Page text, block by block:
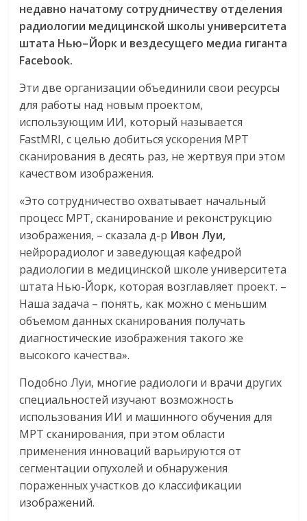
недавно начатому сотрудничеству отделения
радиологии медицинской школы университета
штата Нью–Йорк и вездесущего медиа гиганта
Facebook.
Эти две организации объединили свои ресурсы
для работы над новым проектом,
использующим ИИ, который называется
FastMRI, с целью добиться ускорения МРТ
сканирования в десять раз, не жертвуя при этом
качеством изображения.
«Это сотрудничество охватывает начальный
процесс МРТ, сканирование и реконструкцию
изображения, – сказала д-р Ивон Луи,
нейрорадиолог и заведующая кафедрой
радиологии в медицинской школе университета
штата Нью-Йорк, которая возглавляет проект. –
Наша задача – понять, как можно с меньшим
объемом данных сканирования получать
диагностические изображения такого же
высокого качества».
Подобно Луи, многие радиологи и врачи других
специальностей изучают возможность
использования ИИ и машинного обучения для
МРТ сканирования, при этом области
применения инноваций варьируются от
сегментации опухолей и обнаружения
пораженных участков до классификации
изображений.